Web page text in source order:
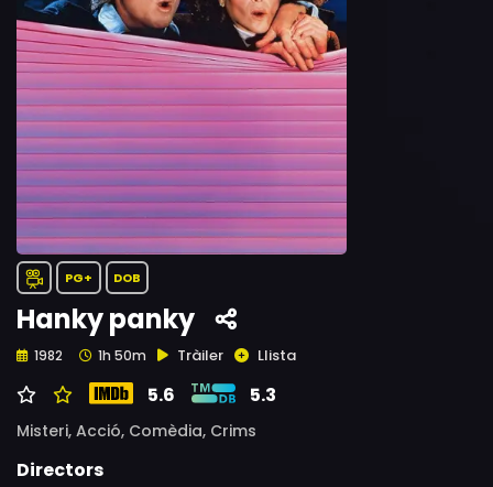
PG+ DOB
Hanky panky
1982 1h 50m Tràiler Llista
5.6 5.3
Misteri, Acció, Comèdia, Crims
Directors